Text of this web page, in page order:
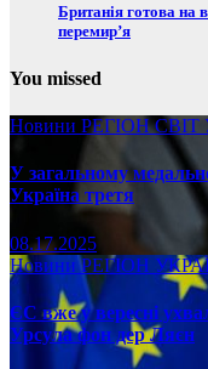
Британія готова на
перемир’я
You missed
Новини РЕГІОНСВІТ
У загальному
Україна третя
08.17.2025
НовиниРЕГІОН
ЄС вже у вересні
Урсула фон дер Ляєн